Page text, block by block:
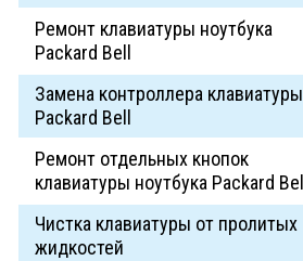
Ремонт клавиатуры ноутбука
Packard Bell
Замена контроллера клавиатуры
Packard Bell
Ремонт отдельных кнопок
клавиатуры ноутбука Packard Bell
Чистка клавиатуры от пролитых
жидкостей